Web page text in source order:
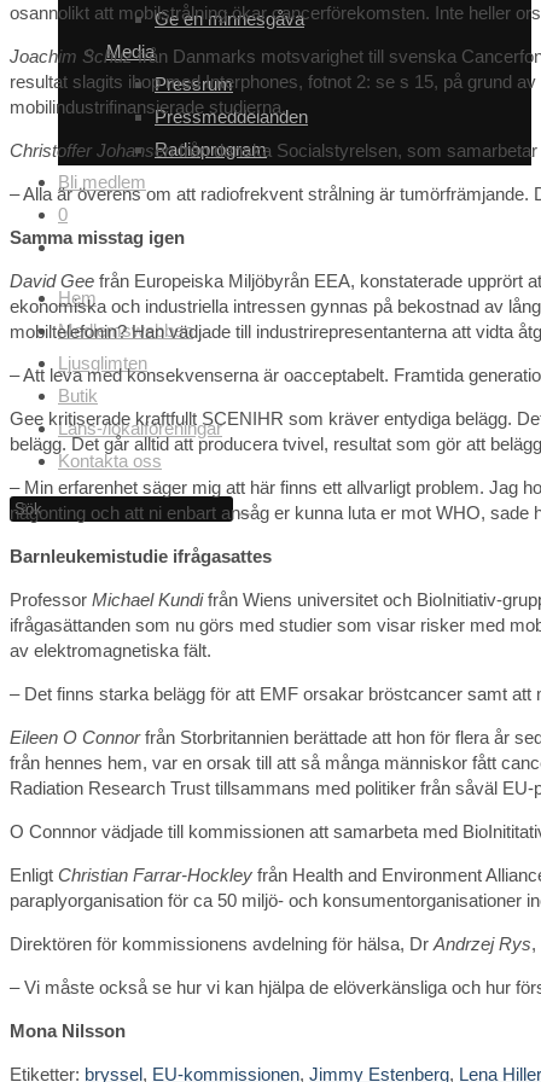
Ge en minnesgåva
Media
Pressrum
Pressmeddelanden
Radioprogram
Bli medlem
0
Slå
på/av
webbplatssökning
Hem
Medlemswebben
Ljusglimten
Butik
Läns-/lokalföreningar
Kontakta oss
osannolikt att mobilstrålning ökar cancerförekomsten. Inte heller
Joachim Schuzfrån Danmarks motsvarighet till svenska
resultat slagits ihop med Interphones, fotnot 2: se s 15, på grund
mobilindustrifinansierade studierna.
Christoffer Johansenfrån danska Socialstyrelsen, som
– Alla är överens om att radiofrekvent strålning är tumörfrämjande.
Samma misstag igen
David Gee från Europeiska Miljöbyrån EEA, konstaterade upprört
ekonomiska och industriella intressen gynnas på bekostnad av
mobiltelefonin? Han vädjade till industrirepresentanterna att vidta
– Att leva med konsekvenserna är oacceptabelt. Framtida
Gee kritiserade kraftfullt SCENIHR som kräver entydiga belägg.
belägg. Det går alltid att producera tvivel, resultat som gör att
– Min erfarenhet säger mig att här finns ett allvarligt problem. Jag
någonting och att ni enbart ansåg er kunna luta er mot WHO, sade
Barnleukemistudie ifrågasattes
Professor Michael Kundifrån Wiens universitet och BioInitiativ-
ifrågasättanden som nu görs med studier som visar risker med
av elektromagnetiska fält.
– Det finns starka belägg för att EMF orsakar bröstcancer samt
Eileen O Connorfrån Storbritannien berättade att hon för flera år
från hennes hem, var en orsak till att så många människor fått
Radiation Research Trust tillsammans med politiker från såväl
O Connnor vädjade till kommissionen att samarbeta med
Enligt Christian Farrar-Hockley från Health and Environment
paraplyorganisation för ca 50 miljö- och konsumentorganisationer
Direktören för kommissionens avdelning för hälsa, Dr Andrzej Rys,
– Vi måste också se hur vi kan hjälpa de elöverkänsliga och hur
Mona Nilsson
Etiketter: bryssel, EU-kommissionen, Jimmy Estenberg, Lena